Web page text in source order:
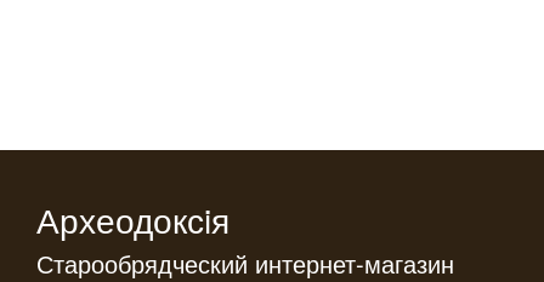
Археодоксiя
Старообрядческий интернет-магазин